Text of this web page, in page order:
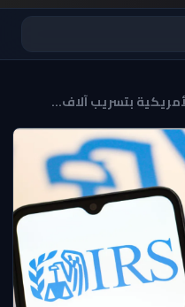
بتسريب آلاف...